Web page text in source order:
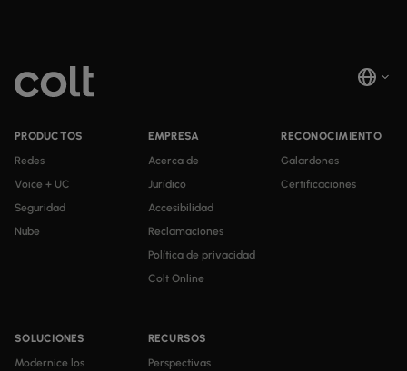
PRODUCTOS
Redes
Voice + UC
Seguridad
Nube
SOLUCIONES
Modernice los
RECURSOS
Perspectivas
EMPRESA
Acerca de
Jurídico
Accesibilidad
Reclamaciones
Política de privacidad
Colt Online
RECONOCIMIENTO
Galardones
Certificaciones